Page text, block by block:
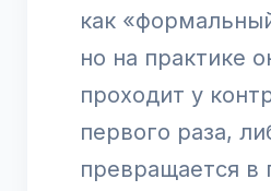
как
но на практике
проходит у
первого раза,
превращается в